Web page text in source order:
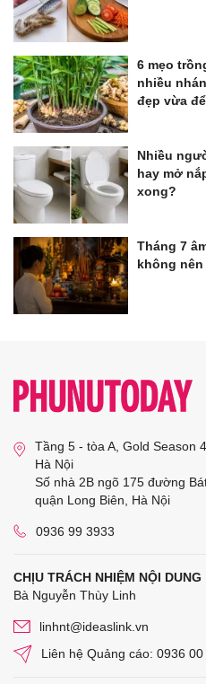
6 mẹo
nhiều
đẹp vừa
Nhiều
hay mở
xong?
Tháng 7
không
Tầng 5 - tòa A, Gold Season
Hà Nội
Số nhà 2B ngõ 175 đường
quận Long Biên, Hà Nội
0936 99 3933
CHỊU TRÁCH NHIỆM NỘI DUNG
Bà Nguyễn Thùy Linh
linhnt@ideaslink.vn
Liên hệ Quảng cáo: 0936